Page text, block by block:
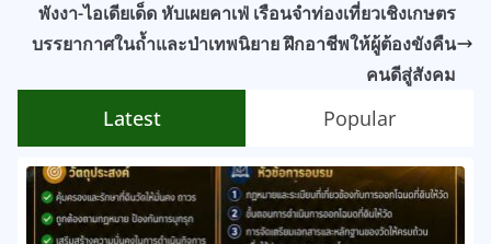
พังงา-ไอเดียเด็ด หับเผยคาเฟ่ เรือนจำท่องเที่ยวเชิงเกษตร
บรรยากาศในถ้ำและป่าเทพนิยาย ฝึกอาชีพให้ผู้ต้องขังคืน
คนดีสู่สังคม
Latest Popular